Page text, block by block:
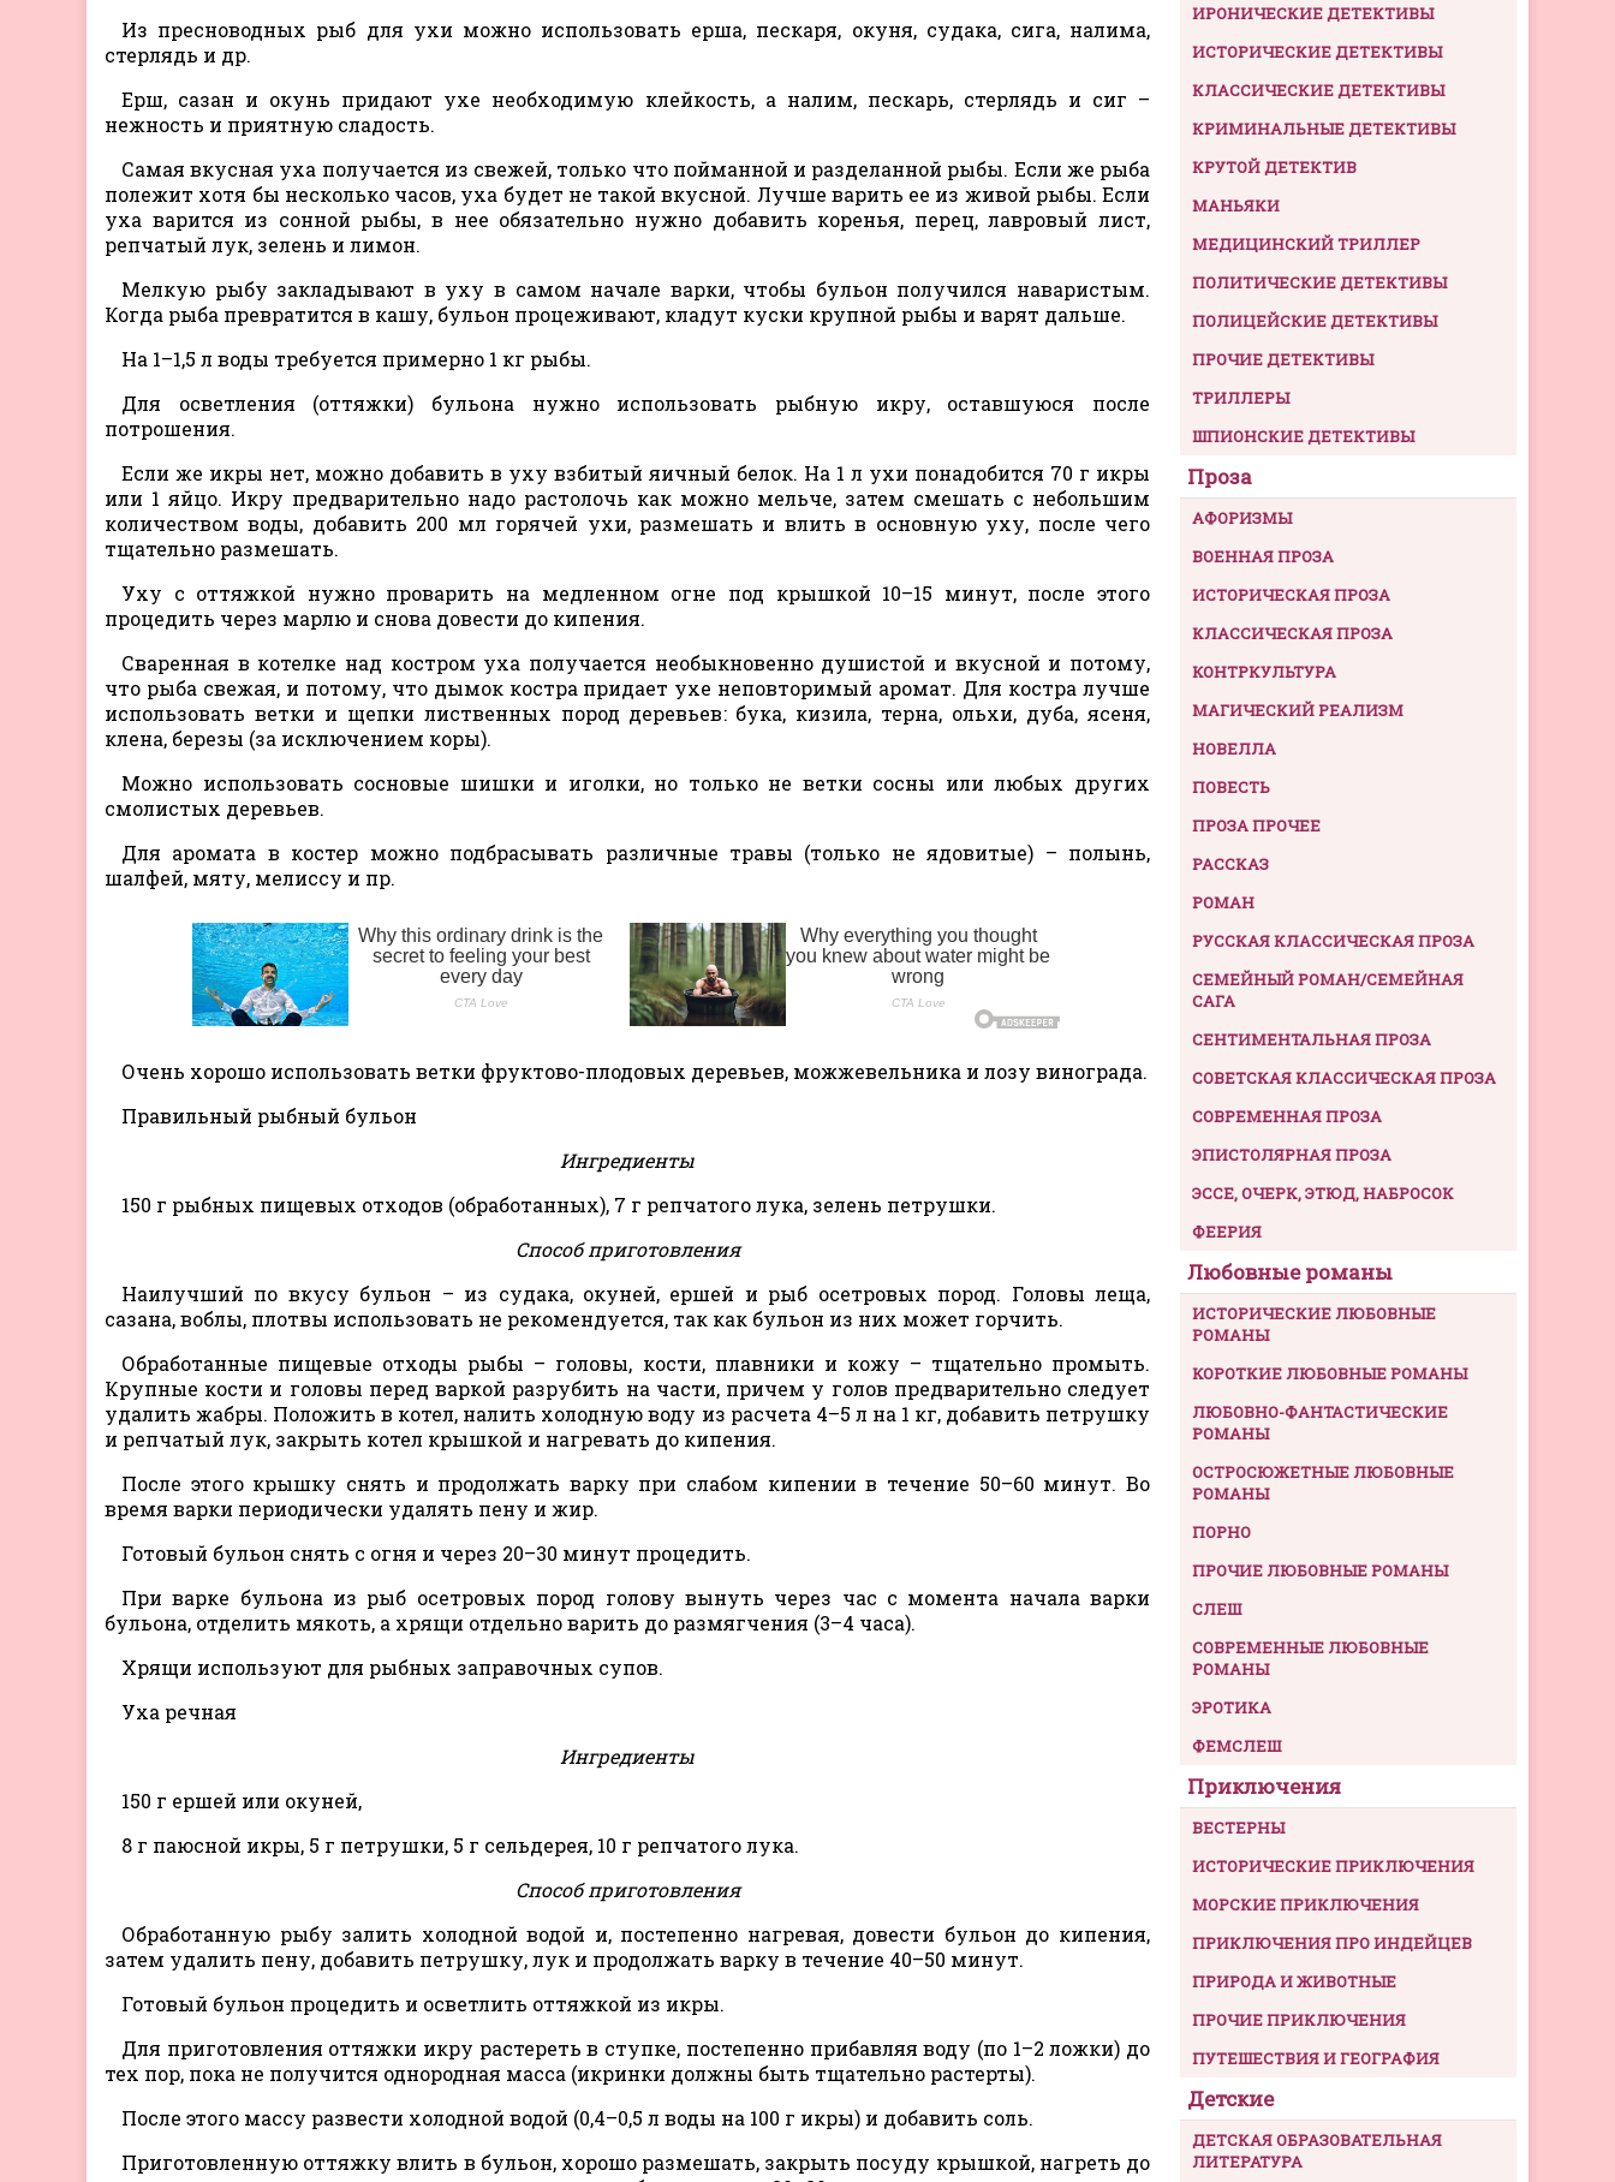
Из пресноводных рыб для ухи можно использовать ерша, пескаря, окуня, судака, сига, налима,
стерлядь и др.
Ерш, сазан и окунь придают ухе необходимую клейкость, а налим, пескарь, стерлядь и сиг –
нежность и приятную сладость.
Самая вкусная уха получается из свежей, только что пойманной и разделанной рыбы. Если же рыба
полежит хотя бы несколько часов, уха будет не такой вкусной. Лучше варить ее из живой рыбы. Если
уха варится из сонной рыбы, в нее обязательно нужно добавить коренья, перец, лавровый лист,
репчатый лук, зелень и лимон.
Мелкую рыбу закладывают в уху в самом начале варки, чтобы бульон получился наваристым.
Когда рыба превратится в кашу, бульон процеживают, кладут куски крупной рыбы и варят дальше.
На 1–1,5 л воды требуется примерно 1 кг рыбы.
Для осветления (оттяжки) бульона нужно использовать рыбную икру, оставшуюся после
потрошения.
Если же икры нет, можно добавить в уху взбитый яичный белок. На 1 л ухи понадобится 70 г икры
или 1 яйцо. Икру предварительно надо растолочь как можно мельче, затем смешать с небольшим
количеством воды, добавить 200 мл горячей ухи, размешать и влить в основную уху, после чего
тщательно размешать.
Уху с оттяжкой нужно проварить на медленном огне под крышкой 10–15 минут, после этого
процедить через марлю и снова довести до кипения.
Сваренная в котелке над костром уха получается необыкновенно душистой и вкусной и потому,
что рыба свежая, и потому, что дымок костра придает ухе неповторимый аромат. Для костра лучше
использовать ветки и щепки лиственных пород деревьев: бука, кизила, терна, ольхи, дуба, ясеня,
клена, березы (за исключением коры).
Можно использовать сосновые шишки и иголки, но только не ветки сосны или любых других
смолистых деревьев.
Для аромата в костер можно подбрасывать различные травы (только не ядовитые) – полынь,
шалфей, мяту, мелиссу и пр.
Очень хорошо использовать ветки фруктово-плодовых деревьев, можжевельника и лозу винограда.
Правильный рыбный бульон
Ингредиенты
150 г рыбных пищевых отходов (обработанных), 7 г репчатого лука, зелень петрушки.
Способ приготовления
Наилучший по вкусу бульон – из судака, окуней, ершей и рыб осетровых пород. Головы леща,
сазана, воблы, плотвы использовать не рекомендуется, так как бульон из них может горчить.
Обработанные пищевые отходы рыбы – головы, кости, плавники и кожу – тщательно промыть.
Крупные кости и головы перед варкой разрубить на части, причем у голов предварительно следует
удалить жабры. Положить в котел, налить холодную воду из расчета 4–5 л на 1 кг, добавить петрушку
и репчатый лук, закрыть котел крышкой и нагревать до кипения.
После этого крышку снять и продолжать варку при слабом кипении в течение 50–60 минут. Во
время варки периодически удалять пену и жир.
Готовый бульон снять с огня и через 20–30 минут процедить.
При варке бульона из рыб осетровых пород голову вынуть через час с момента начала варки
бульона, отделить мякоть, а хрящи отдельно варить до размягчения (3–4 часа).
Хрящи используют для рыбных заправочных супов.
Уха речная
Ингредиенты
150 г ершей или окуней,
8 г паюсной икры, 5 г петрушки, 5 г сельдерея, 10 г репчатого лука.
Способ приготовления
Обработанную рыбу залить холодной водой и, постепенно нагревая, довести бульон до кипения,
затем удалить пену, добавить петрушку, лук и продолжать варку в течение 40–50 минут.
Готовый бульон процедить и осветлить оттяжкой из икры.
Для приготовления оттяжки икру растереть в ступке, постепенно прибавляя воду (по 1–2 ложки) до
тех пор, пока не получится однородная масса (икринки должны быть тщательно растерты).
После этого массу развести холодной водой (0,4–0,5 л воды на 100 г икры) и добавить соль.
Приготовленную оттяжку влить в бульон, хорошо размешать, закрыть посуду крышкой, нагреть до
ИРОНИЧЕСКИЕ ДЕТЕКТИВЫ
ИСТОРИЧЕСКИЕ ДЕТЕКТИВЫ
КЛАССИЧЕСКИЕ ДЕТЕКТИВЫ
КРИМИНАЛЬНЫЕ ДЕТЕКТИВЫ
КРУТОЙ ДЕТЕКТИВ
МАНЬЯКИ
МЕДИЦИНСКИЙ ТРИЛЛЕР
ПОЛИТИЧЕСКИЕ ДЕТЕКТИВЫ
ПОЛИЦЕЙСКИЕ ДЕТЕКТИВЫ
ПРОЧИЕ ДЕТЕКТИВЫ
ТРИЛЛЕРЫ
ШПИОНСКИЕ ДЕТЕКТИВЫ
Проза
АФОРИЗМЫ
ВОЕННАЯ ПРОЗА
ИСТОРИЧЕСКАЯ ПРОЗА
КЛАССИЧЕСКАЯ ПРОЗА
КОНТРКУЛЬТУРА
МАГИЧЕСКИЙ РЕАЛИЗМ
НОВЕЛЛА
ПОВЕСТЬ
ПРОЗА ПРОЧЕЕ
РАССКАЗ
РОМАН
РУССКАЯ КЛАССИЧЕСКАЯ ПРОЗА
СЕМЕЙНЫЙ РОМАН/СЕМЕЙНАЯ
САГА
СЕНТИМЕНТАЛЬНАЯ ПРОЗА
СОВЕТСКАЯ КЛАССИЧЕСКАЯ ПРОЗА
СОВРЕМЕННАЯ ПРОЗА
ЭПИСТОЛЯРНАЯ ПРОЗА
ЭССЕ, ОЧЕРК, ЭТЮД, НАБРОСОК
ФЕЕРИЯ
Любовные романы
ИСТОРИЧЕСКИЕ ЛЮБОВНЫЕ
РОМАНЫ
КОРОТКИЕ ЛЮБОВНЫЕ РОМАНЫ
ЛЮБОВНО-ФАНТАСТИЧЕСКИЕ
РОМАНЫ
ОСТРОСЮЖЕТНЫЕ ЛЮБОВНЫЕ
РОМАНЫ
ПОРНО
ПРОЧИЕ ЛЮБОВНЫЕ РОМАНЫ
СЛЕШ
СОВРЕМЕННЫЕ ЛЮБОВНЫЕ
РОМАНЫ
ЭРОТИКА
ФЕМСЛЕШ
Приключения
ВЕСТЕРНЫ
ИСТОРИЧЕСКИЕ ПРИКЛЮЧЕНИЯ
МОРСКИЕ ПРИКЛЮЧЕНИЯ
ПРИКЛЮЧЕНИЯ ПРО ИНДЕЙЦЕВ
ПРИРОДА И ЖИВОТНЫЕ
ПРОЧИЕ ПРИКЛЮЧЕНИЯ
ПУТЕШЕСТВИЯ И ГЕОГРАФИЯ
Детские
ДЕТСКАЯ ОБРАЗОВАТЕЛЬНАЯ
ЛИТЕРАТУРА